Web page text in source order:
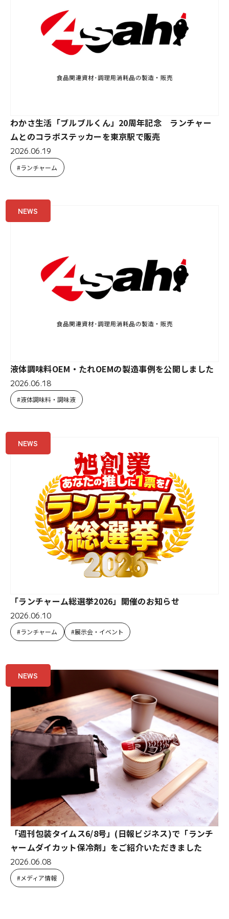
わかさ生活「ブルブルくん」20周年記念 ランチャー
ムとのコラボステッカーを東京駅で販売
2026.06.19
ランチャーム
NEWS
液体調味料OEM・たれOEMの製造事例を公開しました
2026.06.18
液体調味料・調味液
NEWS
「ランチャーム総選挙2026」開催のお知らせ
2026.06.10
ランチャーム 展示会・イベント
NEWS
「週刊包装タイムス6/8号」(日報ビジネス)で「ランチ
ャームダイカット保冷剤」をご紹介いただきました
2026.06.08
メディア情報